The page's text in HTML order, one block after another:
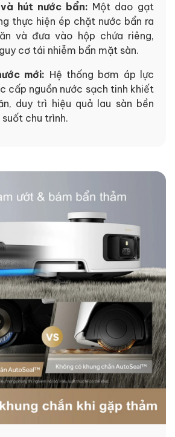
hút nước bẩn: Một dao gạt
thực hiện ép chặt nước bẩn ra
và đưa vào hộp chứa riêng,
cơ tái nhiễm bẩn mặt sàn.
mới: Hệ thống bơm áp lực
cấp nguồn nước sạch tinh khiết
duy trì hiệu quả lau sàn bền
chu trình.